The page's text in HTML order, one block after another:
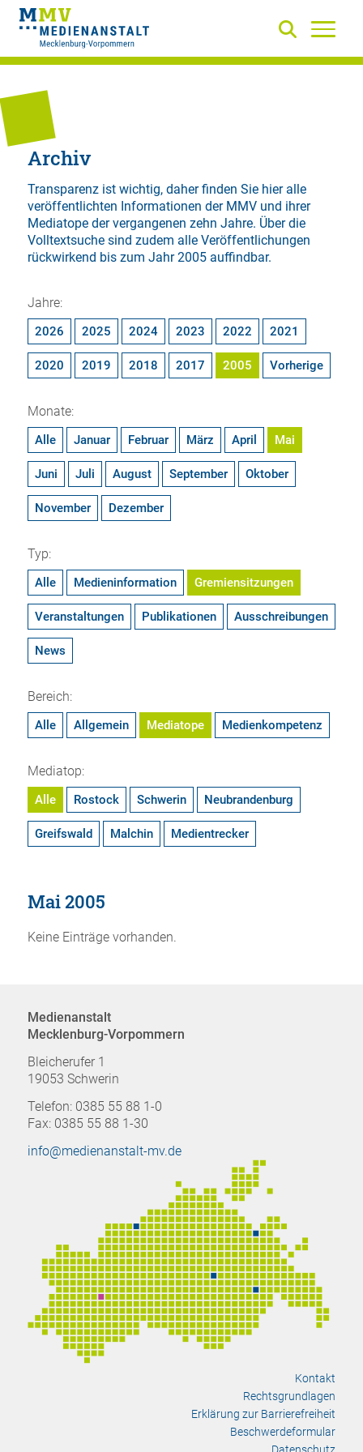
Archiv
Transparenz ist wichtig, daher finden Sie hier alle
veröffentlichten Informationen der MMV und ihrer
Mediatope der vergangenen zehn Jahre. Über die
Volltextsuchesind zudem alle Veröffentlichungen
rückwirkend bis zum Jahr 2005 auffindbar.
Jahre:
2026 2025 2024 2023 2022 2021
2020 2019 2018 2017 2005 Vorherige
Monate:
Alle Januar Februar März April Mai
Juni Juli August September Oktober
November Dezember
Typ:
Alle Medieninformation Gremiensitzungen
Veranstaltungen Publikationen Ausschreibungen
News
Bereich:
Alle Allgemein Mediatope Medienkompetenz
Mediatop:
Alle Rostock Schwerin Neubrandenburg
Greifswald Malchin Medientrecker
Mai 2005
Keine Einträge vorhanden.
Medienanstalt
Mecklenburg-Vorpommern
Bleicherufer 1
19053 Schwerin
Telefon: 0385 55 88 1-0
Fax: 0385 55 88 1-30
info@medienanstalt-mv.de
Kontakt
Rechtsgrundlagen
Erklärung zur Barrierefreiheit
Beschwerdeformular
Datenschutz